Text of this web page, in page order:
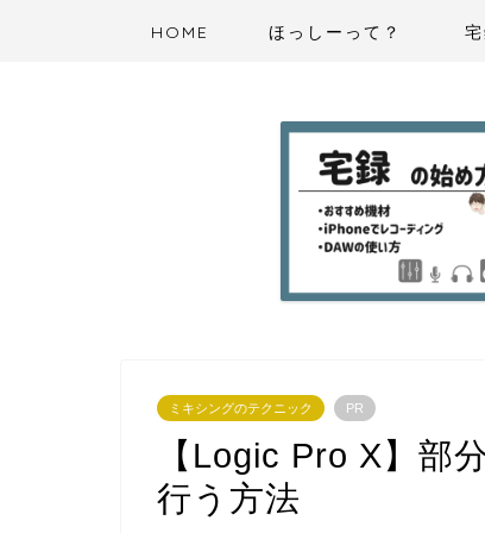
HOME ほっしーって？
ミキシングのテクニック PR
【Logic Pro X】部
行う方法